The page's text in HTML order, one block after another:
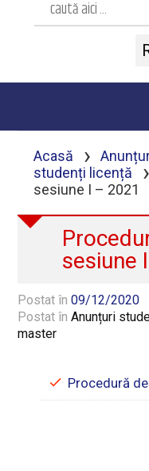
Acasă ›
studenți licență
›
sesiune I – 2021
sesiune
Postat în09/12/2020
Postat înAnunțuri
master
Procedură